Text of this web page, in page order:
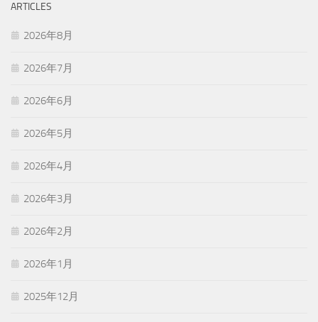
ARTICLES
2026年8月
2026年7月
2026年6月
2026年5月
2026年4月
2026年3月
2026年2月
2026年1月
2025年12月